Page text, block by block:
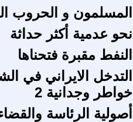
المسلمون و الحروب
نحو عدمية أكثر حداثة
النفط مقبرة فتحناها
التدخل الايراني في
خواطر وجدانية 2
أصولية الرئاسة